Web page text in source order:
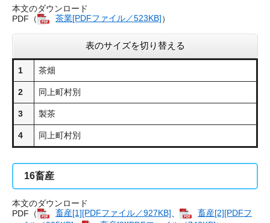
本文のダウンロード
PDF（
茶業[PDFファイル／523KB]）
表のサイズを切り替える
1 茶畑
2 同上町村別
3 製茶
4 同上町村別
16畜産
本文のダウンロード
PDF（
畜産[1][PDFファイル／927KB]
畜産[2][PDFフ